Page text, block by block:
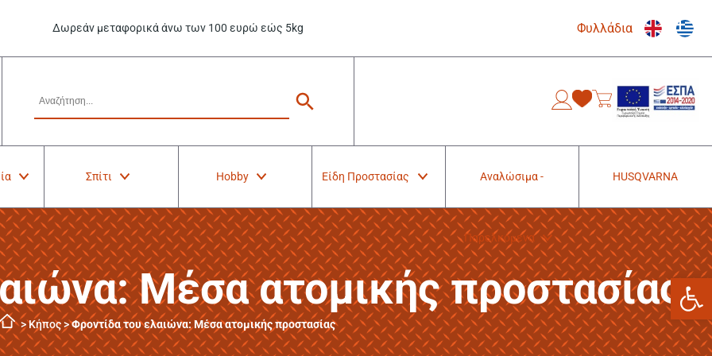
Δωρεάν μεταφορικά άνω των 100 ευρώ εώς 5kg Φυλλάδια
Σπίτι Hobby Είδη Προστασίας Αναλώσιμα -
Παρελκόμενα
HUSQVARNA
Μέσα ατομικής προστασίας
>Κήπος>Φροντίδα του ελαιώνα: Μέσα ατομικής προστασίας